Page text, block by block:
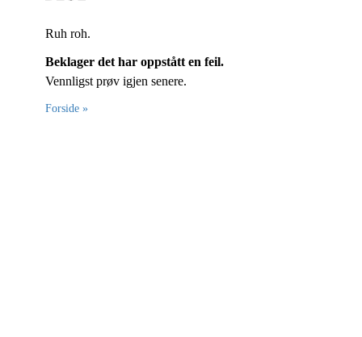
Ruh roh.
Beklager det har oppstått en feil.
Vennligst prøv igjen senere.
Forside »